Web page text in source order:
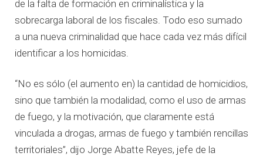
de la falta de formación en criminalística y la
sobrecarga laboral de los fiscales. Todo eso sumado
a una nueva criminalidad que hace cada vez más difícil
identificar a los homicidas.
“No es sólo (el aumento en) la cantidad de homicidios,
sino que también la modalidad, como el uso de armas
de fuego, y la motivación, que claramente está
vinculada a drogas, armas de fuego y también rencillas
territoriales”, dijo Jorge Abatte Reyes, jefe de la